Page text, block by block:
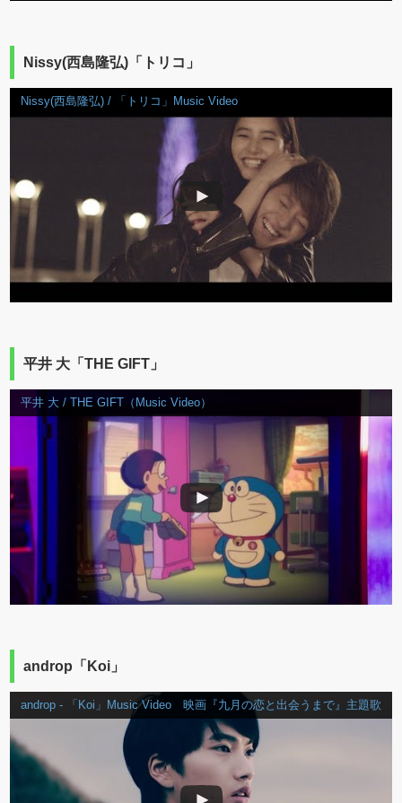
Nissy(西島隆弘)「トリコ」
Nissy(西島隆弘) / 「トリコ」Music Video
平井 大「THE GIFT」
平井 大 / THE GIFT（Music Video）
androp「Koi」
androp - 「Koi」Music Video 映画『九月の恋と出会うまで』主題歌